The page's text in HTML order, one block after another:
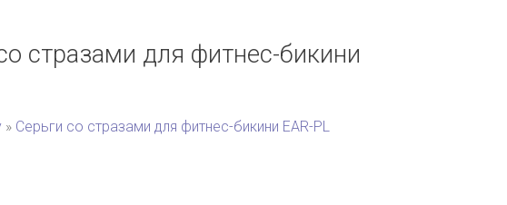
стразами для фитнес-бикини
» Серьги со стразами для фитнес-бикини EAR-PL